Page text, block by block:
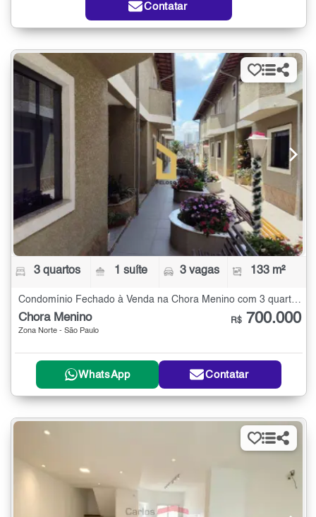
Contatar
3 quartos 1 suíte 3 vagas 133 m²
Condomínio Fechado à Venda na Chora Menino com 3 quartos - 133 m²
Chora Menino
Zona Norte - São Paulo
R$ 700.000
WhatsApp Contatar